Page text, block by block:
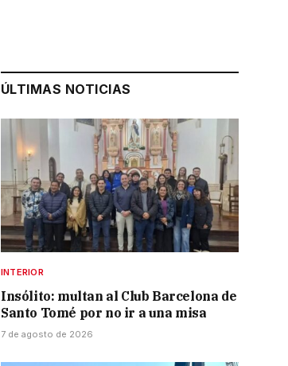
ÚLTIMAS NOTICIAS
INTERIOR
Insólito: multan al Club Barcelona de
Santo Tomé por no ir a una misa
7 de agosto de 2026